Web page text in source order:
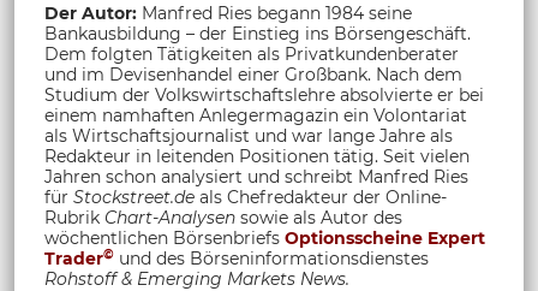
Der Autor: Manfred Ries begann 1984 seine
Bankausbildung – der Einstieg ins Börsengeschäft.
Dem folgten Tätigkeiten als Privatkundenberater
und im Devisenhandel einer Großbank. Nach dem
Studium der Volkswirtschaftslehre absolvierte er bei
einem namhaften Anlegermagazin ein Volontariat
als Wirtschaftsjournalist und war lange Jahre als
Redakteur in leitenden Positionen tätig. Seit vielen
Jahren schon analysiert und schreibt Manfred Ries
für Stockstreet.de als Chefredakteur der Online-
Rubrik Chart-Analysen sowie als Autor des
wöchentlichen Börsenbriefs Optionsscheine Expert
Trader© und des Börseninformationsdienstes
Rohstoff & Emerging Markets News.